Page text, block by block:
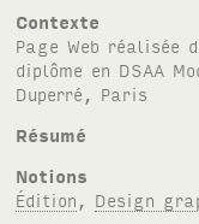
Contexte
Page Web réalisée
diplôme en DSAA
Duperré, Paris
Résumé
Notions
Édition , Design